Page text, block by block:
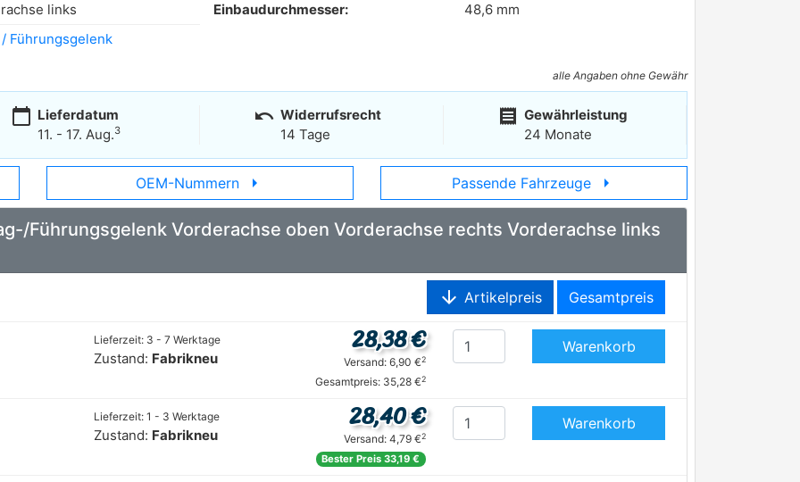
links Einbaudurchmesser:
48,6 mm
Führungsgelenk
alle Angaben ohne Gewähr
calendar_today Lieferdatum
11. - 17. Aug.3
undo Widerrufsrecht
14 Tage
receipt Gewährleistung
24 Monate
OEM-Nummern arrow_right Passende Fahrzeuge arrow_right
Führungsgelenk Vorderachse oben Vorderachse rechts Vorderachse links
arrow_downward Artikelpreis Gesamtpreis
Lieferzeit: 3 - 7 Werktage
Zustand: Fabrikneu
28,38 €
Versand: 6,90 €2
Gesamtpreis: 35,28 €2
Warenkorb
Lieferzeit: 1 - 3 Werktage
Zustand: Fabrikneu
28,40 €
Versand: 4,79 €2
Bester Preis 33,19 €
Warenkorb